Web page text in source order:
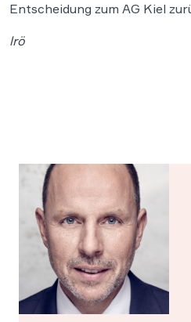
Entscheidung zum AG Kiel
lrö